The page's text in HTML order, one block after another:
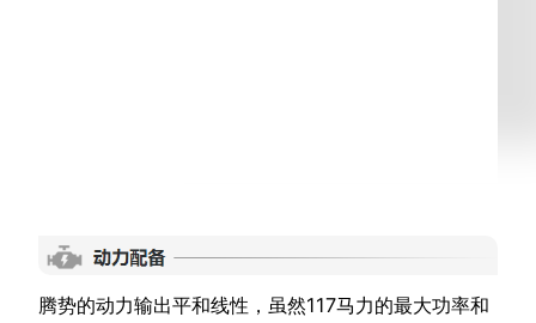
腾势的动力输出平和线性，虽然117马力的最大功率和